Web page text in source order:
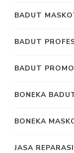
BADUT
BADUT
BADUT
BONEKA
BONEKA
JASA